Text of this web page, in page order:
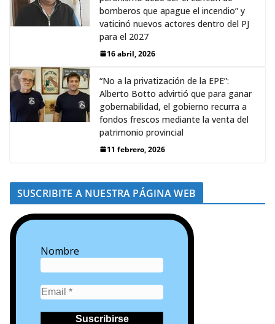
bomberos que apague el incendio” y
vaticinó nuevos actores dentro del PJ
para el 2027
16 abril, 2026
“No a la privatización de la EPE”:
Alberto Botto advirtió que para ganar
gobernabilidad, el gobierno recurra a
fondos frescos mediante la venta del
patrimonio provincial
11 febrero, 2026
SUSCRIBITE A NUESTRA PÁGINA WEB
Nombre